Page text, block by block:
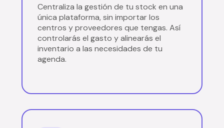
Centraliza la gestión de tu stock en una
única plataforma, sin importar los
centros y proveedores que tengas. Así
controlarás el gasto y alinearás el
inventario a las necesidades de tu
agenda.